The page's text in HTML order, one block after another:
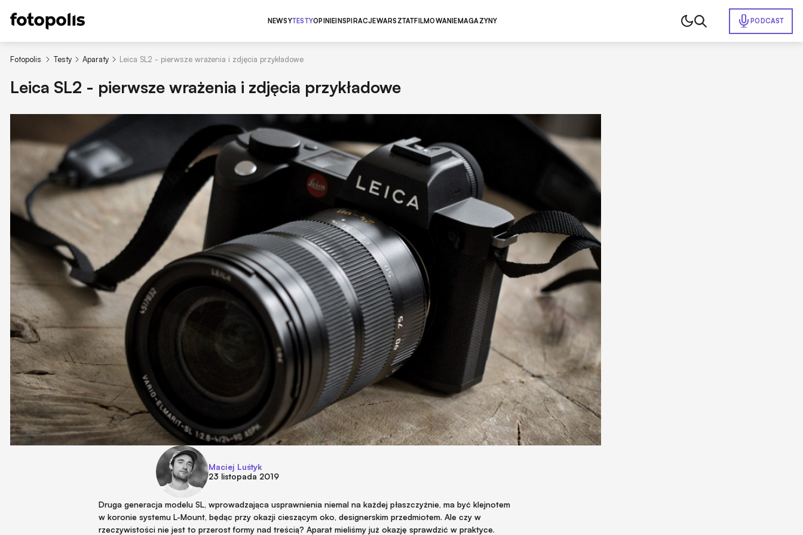
NEWSYTESTYOPINIEINSPIRACJEWARSZTATFILMOWANIEMAGAZYNY PODCAST
Fotopolis Testy Aparaty Leica SL2 - pierwsze wrażenia i zdjęcia przykładowe
Leica SL2 - pierwsze wrażenia i zdjęcia przykładowe
Maciej Luśtyk
23 listopada 2019
Druga generacja modelu SL, wprowadzająca usprawnienia niemal na każdej płaszczyźnie, ma być klejnotem
w koronie systemu L-Mount, będąc przy okazji cieszącym oko, designerskim przedmiotem. Ale czy w
rzeczywistości nie jest to przerost formy nad treścią? Aparat mieliśmy już okazję sprawdzić w praktyce.